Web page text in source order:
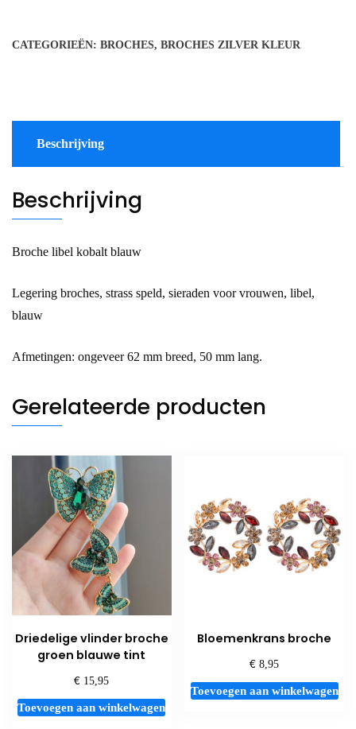
aantal
CATEGORIEËN: BROCHES, BROCHES ZILVER KLEUR
Beschrijving
Beschrijving
Broche libel kobalt blauw
Legering broches, strass speld, sieraden voor vrouwen, libel,
blauw
Afmetingen: ongeveer 62 mm breed, 50 mm lang.
Gerelateerde producten
Driedelige vlinder broche
groen blauwe tint
€ 15,95
Toevoegen aan winkelwagen
Bloemenkrans broche
€ 8,95
Toevoegen aan winkelwagen